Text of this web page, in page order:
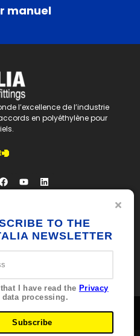
TO THE
NEWSLETTER
I have read the Privacy
data processing.
Subscribe
manuel
l’excellence de l’industrie
en polyéthylène pour
i diritti riservati